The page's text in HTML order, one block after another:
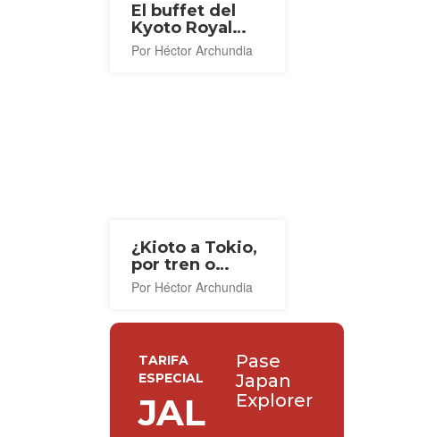
El buffet del
Kyoto Royal
Hotel y Spa
Por Héctor Archundia
¿Kioto a Tokio,
por tren o
avión?
Por Héctor Archundia
TARIFA
ESPECIAL
JAL
Pase
Japan
Explorer